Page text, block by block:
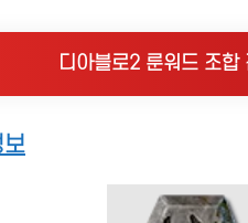
디아블로2 룬워드 조합